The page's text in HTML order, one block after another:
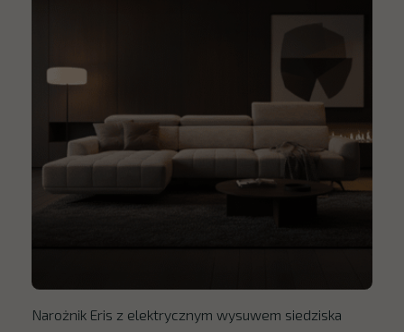
Narożnik Eris z elektrycznym wysuwem siedziska